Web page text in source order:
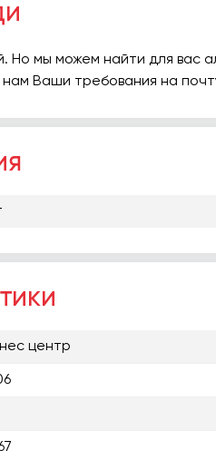
Но мы можем найти для вас
Ваши требования на
центр